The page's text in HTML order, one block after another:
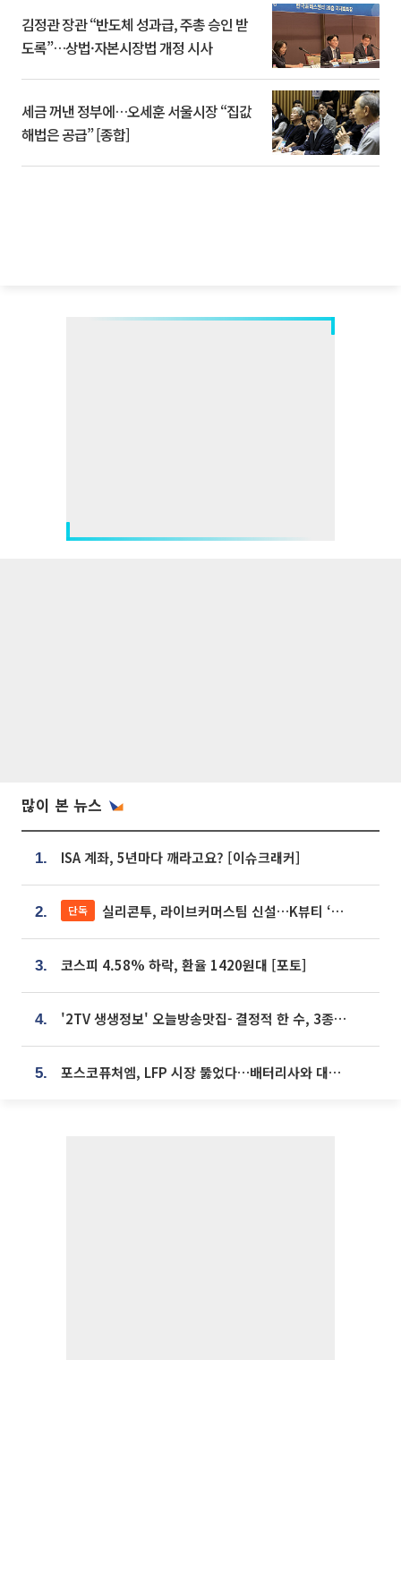
김정관 장관 “반도체 성과급, 주총 승인 받
도록”…상법·자본시장법 개정 시사
세금 꺼낸 정부에…오세훈 서울시장 “집값
해법은 공급” [종합]
많이 본 뉴스
1. ISA 계좌, 5년마다 깨라고요? [이슈크래커]
2. 단독 실리콘투, 라이브커머스팀 신설…K뷰티 ‘글로벌 판매망’ 확대[K뷰티 라방戰]
3. 코스피 4.58% 하락, 환율 1420원대 [포토]
4. '2TV 생생정보' 오늘방송맛집- 결정적 한 수, 3종 메밀면! 메밀 소바 맛집 '의○○○○'
5. 포스코퓨처엠, LFP 시장 뚫었다…배터리사와 대규모 장기 공급 합의